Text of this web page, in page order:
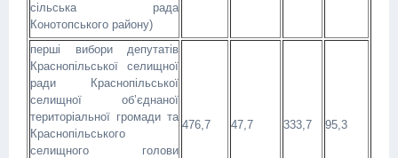
сільська рада
Конотопського району)
перші вибори депутатів
Краснопільської селищної
ради Краснопільської
селищної об’єднаної
територіальної громади та
Краснопільського
селищного голови
476,7 47,7 333,7 95,3